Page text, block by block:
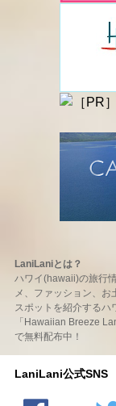
LaniLaniとは？
ハワイ(hawaii)の旅行
メ、ファッション、
スポットを紹介するハ
「Hawaiian Breeze
で無料配布中！
LaniLani公式SNS